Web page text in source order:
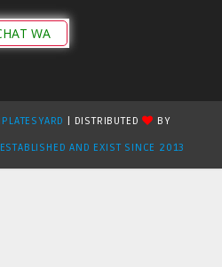
WA
| DISTRIBUTED
BY
ESTABLISHED AND EXIST SINCE 2013